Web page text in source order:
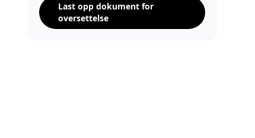
Last opp dokument for
oversettelse